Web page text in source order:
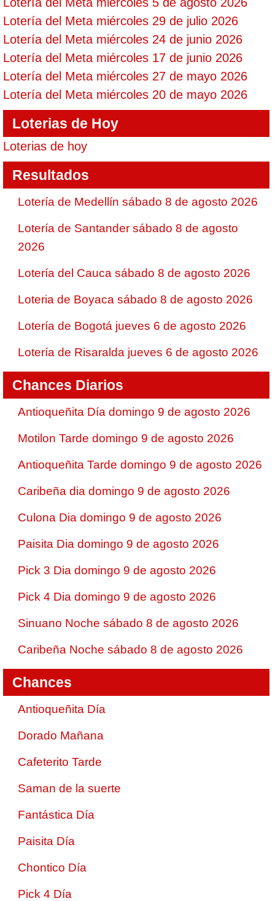
Lotería del Meta miércoles 29 de julio 2026
Lotería del Meta miércoles 24 de junio 2026
Lotería del Meta miércoles 17 de junio 2026
Lotería del Meta miércoles 27 de mayo 2026
Lotería del Meta miércoles 20 de mayo 2026
Loterias de Hoy
Loterias de hoy
Resultados
Lotería de Medellín sábado 8 de agosto 2026
Lotería de Santander sábado 8 de agosto
2026
Lotería del Cauca sábado 8 de agosto 2026
Loteria de Boyaca sábado 8 de agosto 2026
Lotería de Bogotá jueves 6 de agosto 2026
Lotería de Risaralda jueves 6 de agosto 2026
Chances Diarios
Antioqueñita Día domingo 9 de agosto 2026
Motilon Tarde domingo 9 de agosto 2026
Antioqueñita Tarde domingo 9 de agosto 2026
Caribeña dia domingo 9 de agosto 2026
Culona Dia domingo 9 de agosto 2026
Paisita Dia domingo 9 de agosto 2026
Pick 3 Dia domingo 9 de agosto 2026
Pick 4 Dia domingo 9 de agosto 2026
Sinuano Noche sábado 8 de agosto 2026
Caribeña Noche sábado 8 de agosto 2026
Chances
Antioqueñita Día
Dorado Mañana
Cafeterito Tarde
Saman de la suerte
Fantástica Día
Paisita Día
Chontico Día
Pick 4 Día